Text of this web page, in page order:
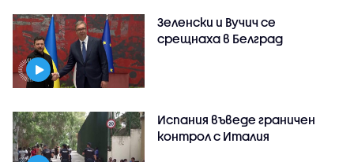
Зеленски и Вучич се
срещнаха в Белград
Испания въведе граничен
контрол с Италия